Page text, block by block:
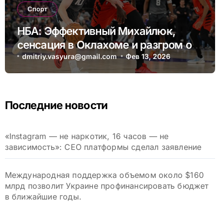
Спорт
НБА: Эффективный Михайлюк,
сенсация в Оклахоме и разгром от
Лейкерс
dmitriy.vasyura@gmail.com Фев 13, 2026
Последние новости
«Instagram — не наркотик, 16 часов — не
зависимость»: CEO платформы сделал заявление
Международная поддержка объемом около $160
млрд позволит Украине профинансировать бюджет
в ближайшие годы.